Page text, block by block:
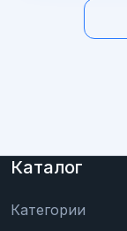
Каталог
Категории